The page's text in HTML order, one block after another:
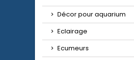
Décor pour aquarium
Eclairage
Ecumeurs